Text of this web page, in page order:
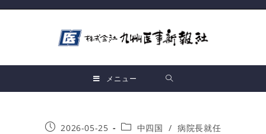
メニュー
2026-05-25 中四国 / 病院長就任